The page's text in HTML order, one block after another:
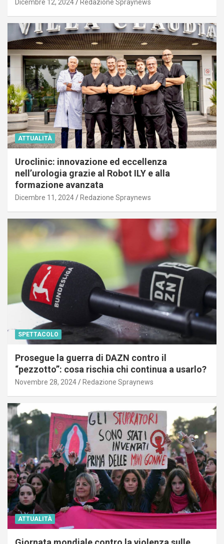
Dicembre 12, 2024 Redazione Spraynews
ATTUALITÀ
Uroclinic: innovazione ed eccellenza
nell’urologia grazie al Robot ILY e alla
formazione avanzata
Dicembre 11, 2024 Redazione Spraynews
SPETTACOLO
Prosegue la guerra di DAZN contro il
“pezzotto”: cosa rischia chi continua a usarlo?
Novembre 28, 2024 Redazione Spraynews
ATTUALITÀ